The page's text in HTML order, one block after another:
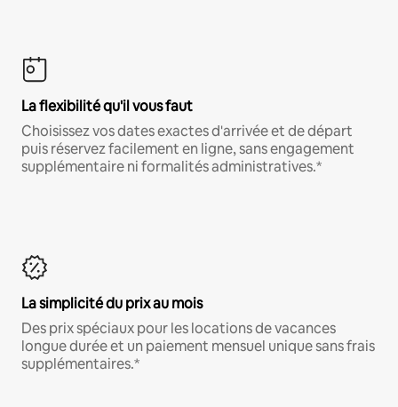
La flexibilité qu'il vous faut
Choisissez vos dates exactes d'arrivée et de départ
puis réservez facilement en ligne, sans engagement
supplémentaire ni formalités administratives.*
La simplicité du prix au mois
Des prix spéciaux pour les locations de vacances
longue durée et un paiement mensuel unique sans frais
supplémentaires.*